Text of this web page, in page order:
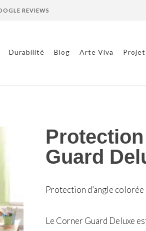
REVIEWS
Durabilité Blog Arte Viva
Protection
Guard
Protection d’angle
Le Corner Guard Deluxe